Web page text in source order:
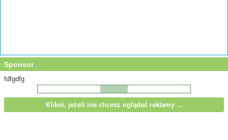
Sponsor
fdfgdfg
Klikni, jeżeli nie chcesz oglądać reklamy ...